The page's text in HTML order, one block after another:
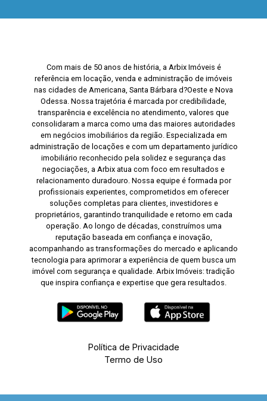
Com mais de 50 anos de história, a Arbix Imóveis é
referência em locação, venda e administração de imóveis
nas cidades de Americana, Santa Bárbara d?Oeste e Nova
Odessa. Nossa trajetória é marcada por credibilidade,
transparência e excelência no atendimento, valores que
consolidaram a marca como uma das maiores autoridades
em negócios imobiliários da região. Especializada em
administração de locações e com um departamento jurídico
imobiliário reconhecido pela solidez e segurança das
negociações, a Arbix atua com foco em resultados e
relacionamento duradouro. Nossa equipe é formada por
profissionais experientes, comprometidos em oferecer
soluções completas para clientes, investidores e
proprietários, garantindo tranquilidade e retorno em cada
operação. Ao longo de décadas, construímos uma
reputação baseada em confiança e inovação,
acompanhando as transformações do mercado e aplicando
tecnologia para aprimorar a experiência de quem busca um
imóvel com segurança e qualidade. Arbix Imóveis: tradição
que inspira confiança e expertise que gera resultados.
Política de Privacidade
Termo de Uso